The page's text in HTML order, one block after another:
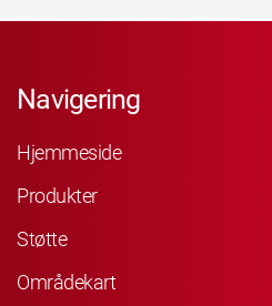
Navigering
Hjemmeside
Produkter
Støtte
Områdekart